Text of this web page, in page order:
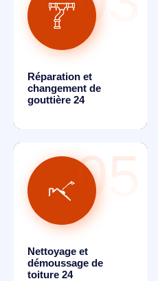
Réparation et
changement de
gouttière 24
Nettoyage et
démoussage de
toiture 24
05